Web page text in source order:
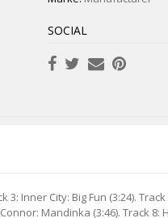
SOCIAL
Inner City: Big Fun (3:24).
Mandinka (3:46). Track